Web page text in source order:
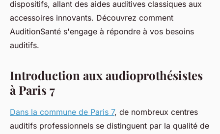
dispositifs, allant des aides auditives classiques aux
accessoires innovants. Découvrez comment
AuditionSanté s'engage à répondre à vos besoins
auditifs.
Introduction aux audioprothésistes
à Paris 7
Dans la commune de Paris 7, de nombreux centres
auditifs professionnels se distinguent par la qualité de